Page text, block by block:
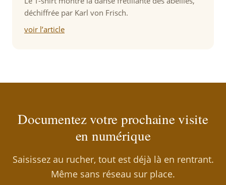
déchiffrée par Karl von Frisch.
voir l’article
Documentez votre prochaine visite
en numérique
Saisissez au rucher, tout est déjà là en rentrant.
Même sans réseau sur place.